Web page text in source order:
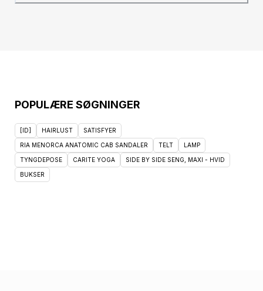
POPULÆRE SØGNINGER
[ID] HAIRLUST SATISFYER
RIA MENORCA ANATOMIC CAB SANDALER TELT LAMP
TYNGDEPOSE CARITE YOGA SIDE BY SIDE SENG, MAXI - HVID
BUKSER